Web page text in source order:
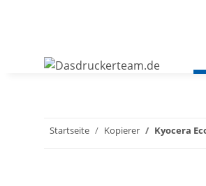
Startseite Kopierer Kyocera